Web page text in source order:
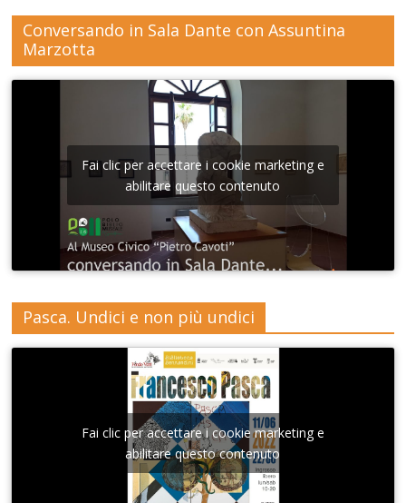
Conversando in Sala Dante con Assuntina
Marzotta
Fai clic per accettare i cookie marketing e
abilitare questo contenuto
Pasca. Undici e non più undici
Fai clic per accettare i cookie marketing e
abilitare questo contenuto